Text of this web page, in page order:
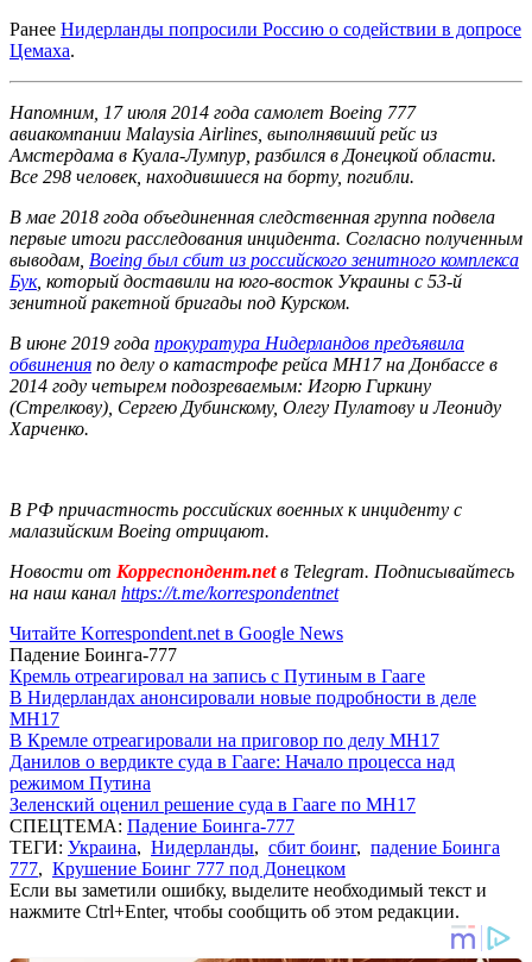
Ранее Нидерланды попросили Россию о содействии в допросе
Цемаха.
Напомним, 17 июля 2014 года самолет Boeing 777
авиакомпании Malaysia Airlines, выполнявший рейс из
Амстердама в Куала-Лумпур, разбился в Донецкой области.
Все 298 человек, находившиеся на борту, погибли.
В мае 2018 года объединенная следственная группа подвела
первые итоги расследования инцидента. Согласно полученным
выводам, Boeing был сбит из российского зенитного комплекса
Бук, который доставили на юго-восток Украины с 53-й
зенитной ракетной бригады под Курском.
В июне 2019 года прокуратура Нидерландов предъявила
обвинения по делу о катастрофе рейса MH17 на Донбассе в
2014 году четырем подозреваемым: Игорю Гиркину
(Стрелкову), Сергею Дубинскому, Олегу Пулатову и Леониду
Харченко.
В РФ причастность российских военных к инциденту с
малазийским Boeing отрицают.
Новости от Корреспондент.netв Telegram. Подписывайтесь
на наш канал https://t.me/korrespondentnet
Читайте Korrespondent.net в Google News
Падение Боинга-777
Кремль отреагировал на запись с Путиным в Гааге
В Нидерландах анонсировали новые подробности в деле
MH17
В Кремле отреагировали на приговор по делу МН17
Данилов о вердикте суда в Гааге: Начало процесса над
режимом Путина
Зеленский оценил решение суда в Гааге по MH17
СПЕЦТЕМА: Падение Боинга-777
ТЕГИ: Украина, Нидерланды, сбит боинг, падение Боинга
777, Крушение Боинг 777 под Донецком
Если вы заметили ошибку, выделите необходимый текст и
нажмите Ctrl+Enter, чтобы сообщить об этом редакции.